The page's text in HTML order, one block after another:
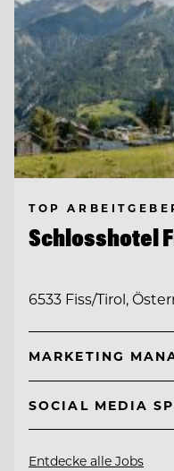
TOP
Schlosshotel
6533 Fiss/Tirol,
MARKETING
SOCIAL MEDIA
Entdecke alle Jobs